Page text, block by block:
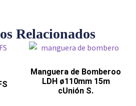
Relacionados
Manguera de Bomberoo
LDH ø110mm 15m
cUnión S.